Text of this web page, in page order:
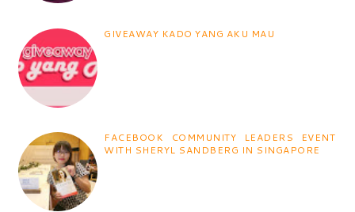
GIVEAWAY KADO YANG AKU MAU
FACEBOOK COMMUNITY LEADERS EVENT
WITH SHERYL SANDBERG IN SINGAPORE